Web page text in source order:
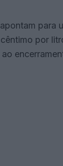
para
por